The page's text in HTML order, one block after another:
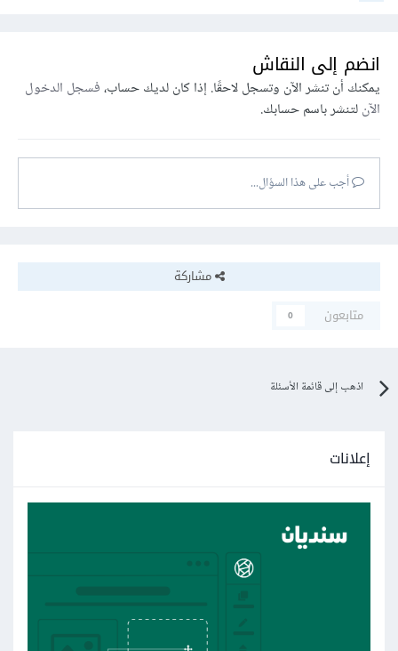
انضم إلى النقاش
يمكنك أن تنشر الآن وتسجل لاحقًا. إذا كان لديك حساب،فسجل الدخول
الآنلتنشر باسم حسابك.
أجب على هذا السؤال...
مشاركة
متابعون
0
اذهب إلى قائمة الأسئلة
إعلانات